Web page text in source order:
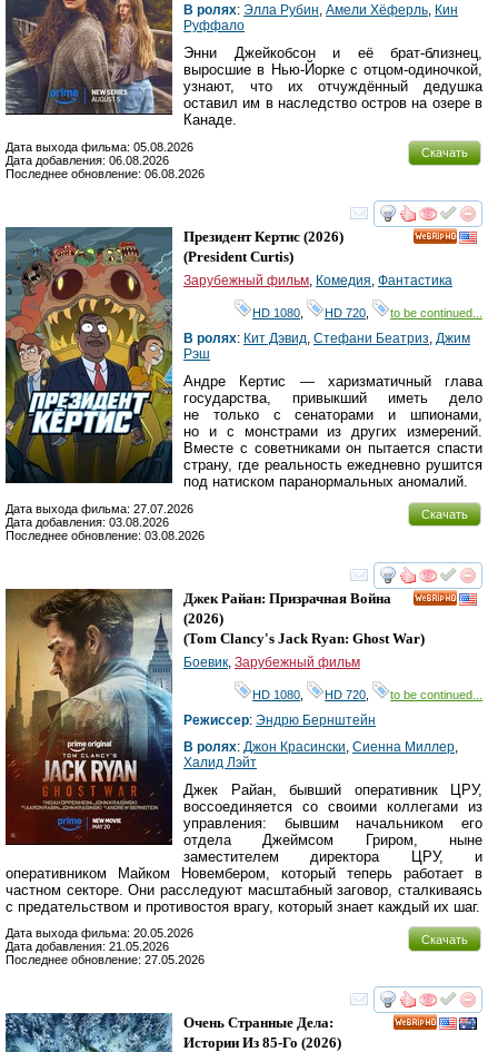
В ролях: Элла Рубин, Амели Хёферль, Кин
Руффало
Энни Джейкобсон и её брат-близнец,
выросшие в Нью-Йорке с отцом-одиночкой,
узнают, что их отчуждённый дедушка
оставил им в наследство остров на озере в
Канаде.
Скачать
Дата выхода фильма: 05.08.2026
Дата добавления: 06.08.2026
Последнее обновление: 06.08.2026
смотреть
Президент Кертис (2026)
(President Curtis)
Зарубежный фильм Комедия Фантастика
HD 1080 HD 720 to be continued...
В ролях: Кит Дэвид Стефани Беатриз Джим
Рэш
Андре Кертис — харизматичный глава
государства, привыкший иметь дело
не только с сенаторами и шпионами,
но и с монстрами из других измерений.
Вместе с советниками он пытается спасти
страну, где реальность ежедневно рушится
под натиском паранормальных аномалий.
Скачать
Дата выхода фильма: 27.07.2026
Дата добавления: 03.08.2026
Последнее обновление: 03.08.2026
смотреть
Джек Райан: Призрачная Война
(2026)
(Tom Clancy's Jack Ryan: Ghost War)
Боевик Зарубежный фильм
HD 1080 HD 720 to be continued...
Режиссер: Эндрю Бернштейн
В ролях: Джон Красински Сиенна Миллер
Халид Лэйт
Джек Райан, бывший оперативник ЦРУ,
воссоединяется со своими коллегами из
управления: бывшим начальником его
отдела Джеймсом Гриром, ныне
заместителем директора ЦРУ, и
оперативником Майком Новембером, который теперь работает в
частном секторе. Они расследуют масштабный заговор, сталкиваясь
с предательством и противостоя врагу, который знает каждый их шаг.
Скачать
Дата выхода фильма: 20.05.2026
Дата добавления: 21.05.2026
Последнее обновление: 27.05.2026
смотреть
Очень Странные Дела:
Истории Из 85-Го (2026)